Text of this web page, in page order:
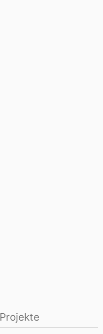
Projekte